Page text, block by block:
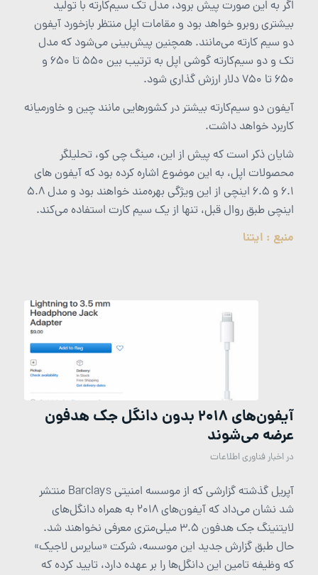
اگر به این صورت پیش برود، مدل تک سیم‌کارته با تولید
بیشتری روبرو خواهد بود و مقامات اپل منتظر بازخورد آیفون
دو سیم کارته می‌مانند. همچنین پیش‌بینی می‌شود که مدل
تک و دو سیم‌کارته گوشی اپل به ترتیب بین 550 تا 650 و
650 تا 750 دلار ارزش گذاری شود.
آیفون دو سیم‌کارته بیشتر در کشورهایی مانند چین و خاورمیانه
کاربرد خواهد داشت.
شایان ذکر است که پیش از این، مینگ چی کو، تحلیلگر
محصولات اپل، به این موضوع اشاره کرده بود که آیفون های
6.1 و 6.5 اینچی از این ویژگی بهره‌مند خواهند بود و مدل 5.8
اینچی طبق روال قبل، تنها از یک سیم کارت استفاده می‌کند.
منبع : ایتنا
آیفون‌های 2018 بدون دانگل جک هدفون
عرضه می‌شوند
دراخبار فناوری اطلاعات
آپریل گذشته گزارشی که از موسسه امنیتی Barclays منتشر
شد نشان می‌داد که آیفون‌های 2018 به همراه دانگل‌های
لایتنینگ جک هدفون 3.5 میلی‌متری معرفی نخواهند شد.
حال طبق گزارش جدید این موسسه، شرکت «سایرس لاجیک»
که وظیفه تامین این دانگل‌ها را بر عهده دارد، تایید کرده که